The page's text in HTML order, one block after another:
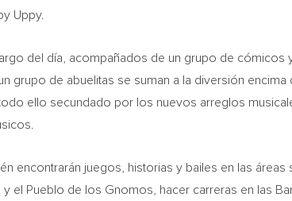
Uppy.
del día, acompañados de un grupo de
grupo de abuelitas se suman a la diversión
ello secundado por los nuevos arreglos
encontrarán juegos, historias y bailes en las
el Pueblo de los Gnomos, hacer carreras en las